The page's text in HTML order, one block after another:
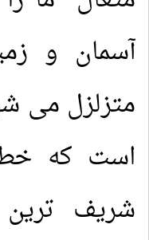
آسمان و
متزلزل می
است که
شریف